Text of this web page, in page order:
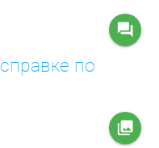
question_answer
справке по
collections